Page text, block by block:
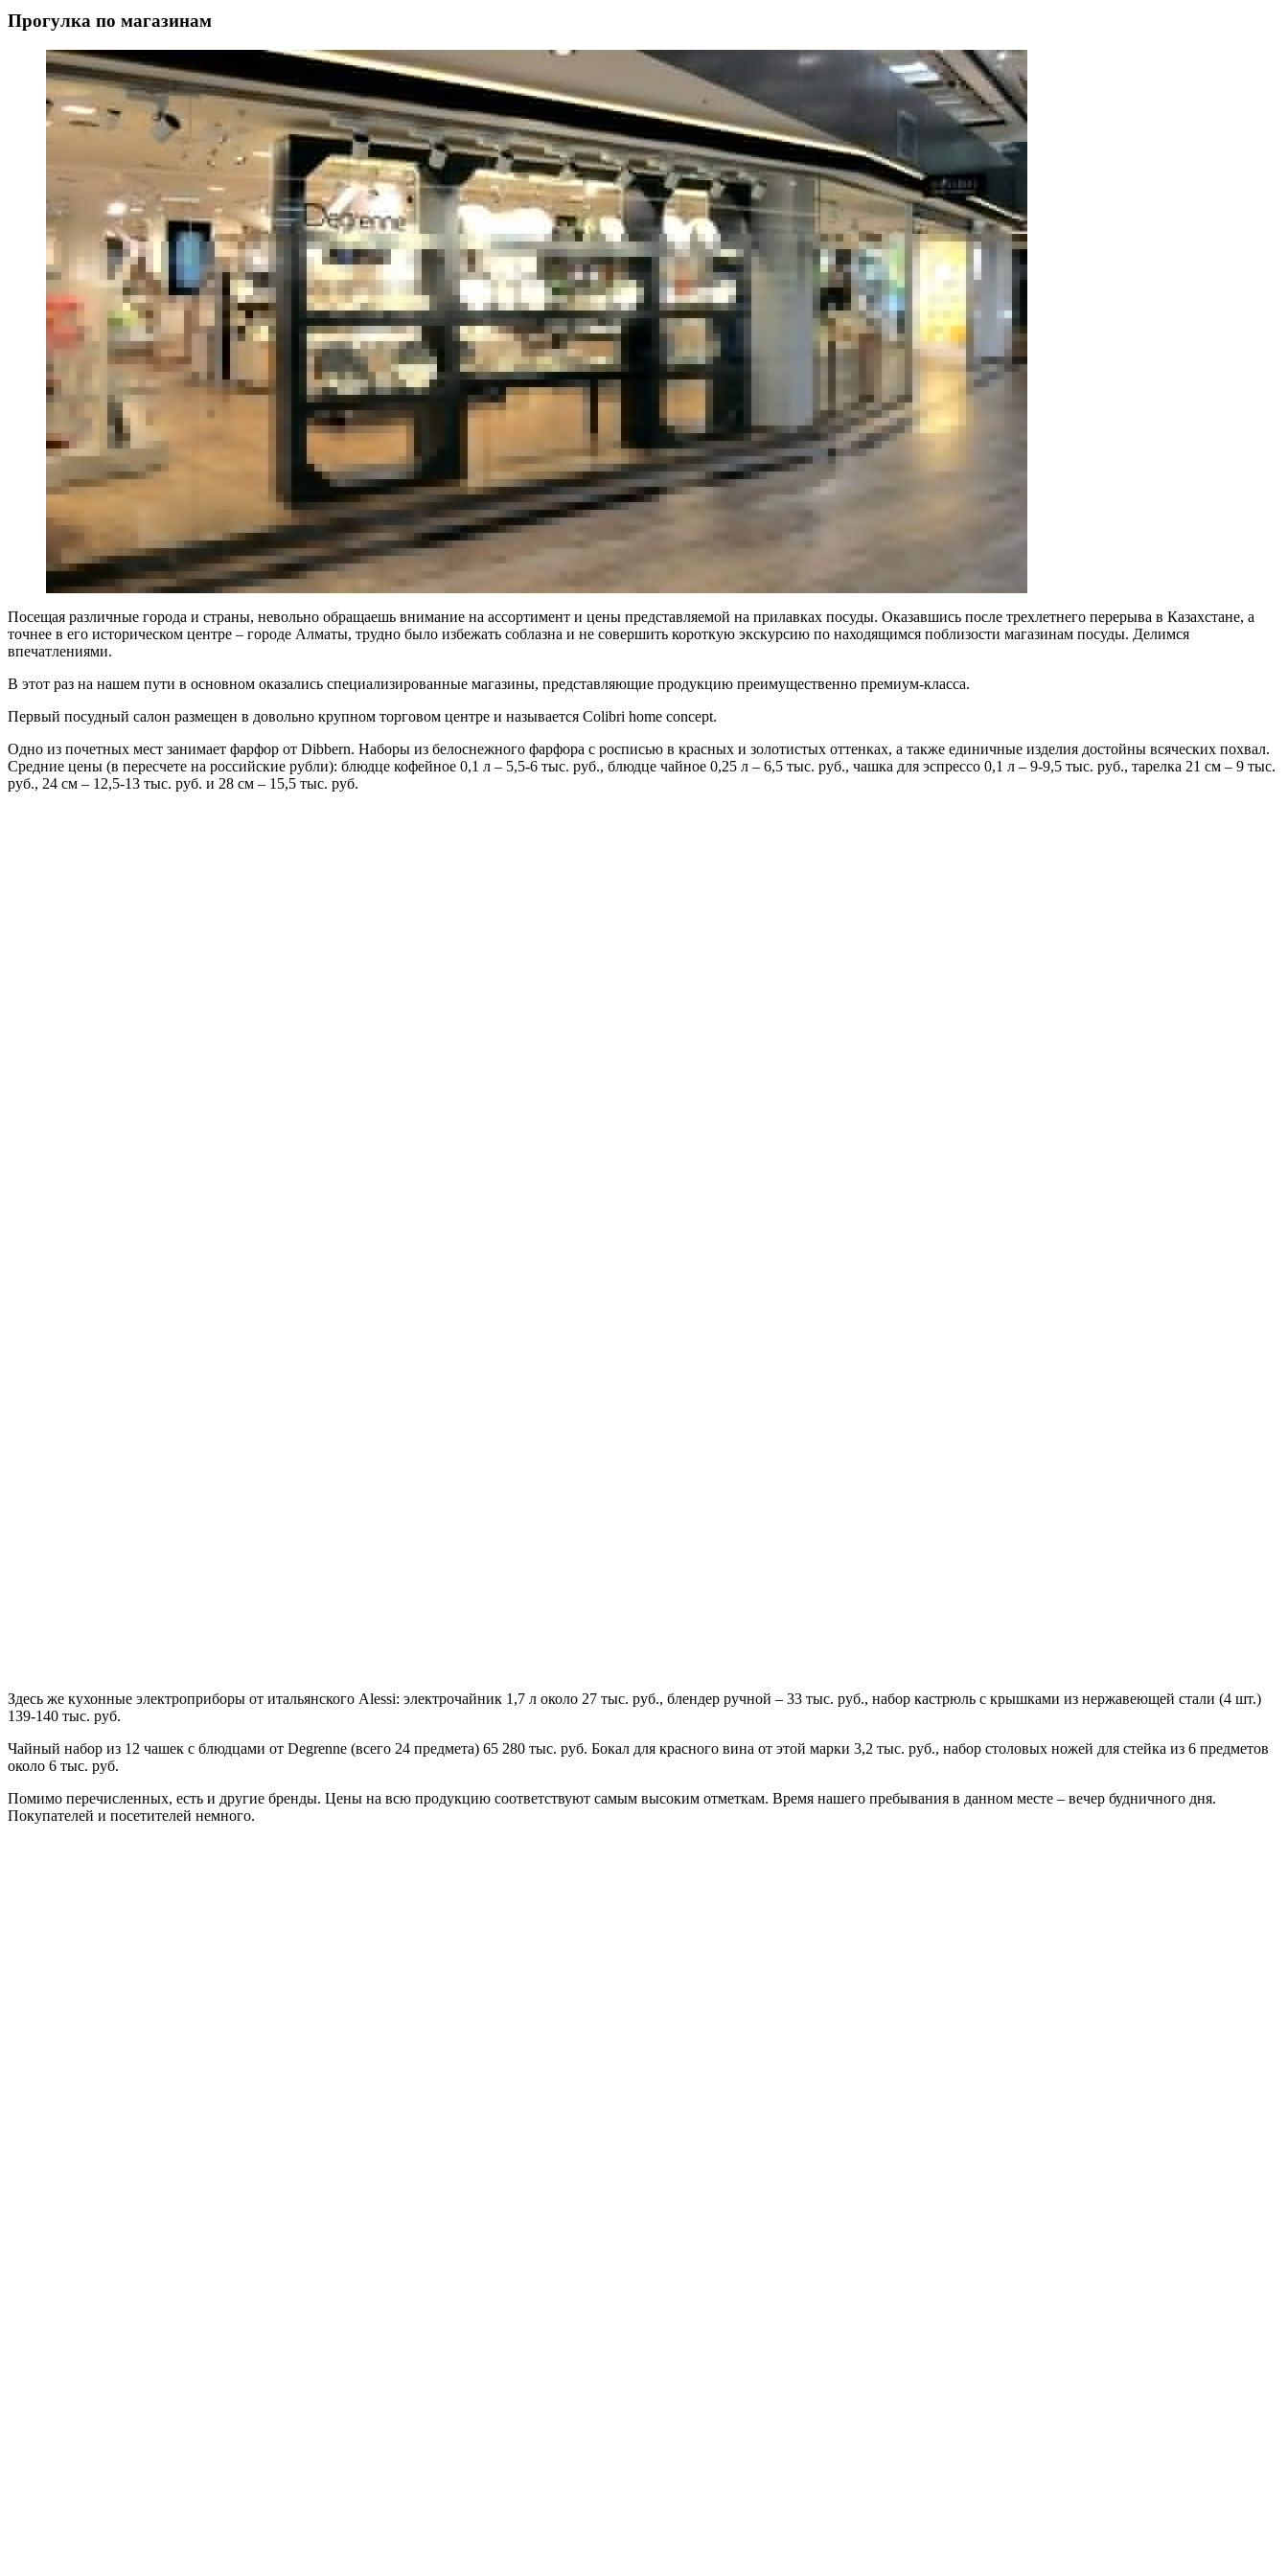
Прогулка по магазинам
Посещая различные города и страны, невольно обращаешь внимание на ассортимент и цены представляемой на прилавках посуды. Оказавшись после трехлетнего перерыва в Казахстане, а
точнее в его историческом центре – городе Алматы, трудно было избежать соблазна и не совершить короткую экскурсию по находящимся поблизости магазинам посуды. Делимся
впечатлениями.
В этот раз на нашем пути в основном оказались специализированные магазины, представляющие продукцию преимущественно премиум-класса.
Первый посудный салон размещен в довольно крупном торговом центре и называется Colibri home concept.
Одно из почетных мест занимает фарфор от Dibbern. Наборы из белоснежного фарфора с росписью в красных и золотистых оттенках, а также единичные изделия достойны всяческих похвал.
Средние цены (в пересчете на российские рубли): блюдце кофейное 0,1 л – 5,5-6 тыс. руб., блюдце чайное 0,25 л – 6,5 тыс. руб., чашка для эспрессо 0,1 л – 9-9,5 тыс. руб., тарелка 21 см – 9 тыс.
руб., 24 см – 12,5-13 тыс. руб. и 28 см – 15,5 тыс. руб.
Здесь же кухонные электроприборы от итальянского Alessi: электрочайник 1,7 л около 27 тыс. руб., блендер ручной – 33 тыс. руб., набор кастрюль с крышками из нержавеющей стали (4 шт.)
139-140 тыс. руб.
Чайный набор из 12 чашек с блюдцами от Degrenne (всего 24 предмета) 65 280 тыс. руб. Бокал для красного вина от этой марки 3,2 тыс. руб., набор столовых ножей для стейка из 6 предметов
около 6 тыс. руб.
Помимо перечисленных, есть и другие бренды. Цены на всю продукцию соответствуют самым высоким отметкам. Время нашего пребывания в данном месте – вечер будничного дня.
Покупателей и посетителей немного.